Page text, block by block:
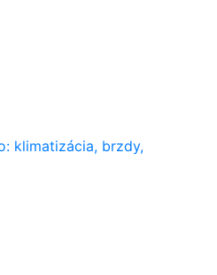
klimatizácia, brzdy,